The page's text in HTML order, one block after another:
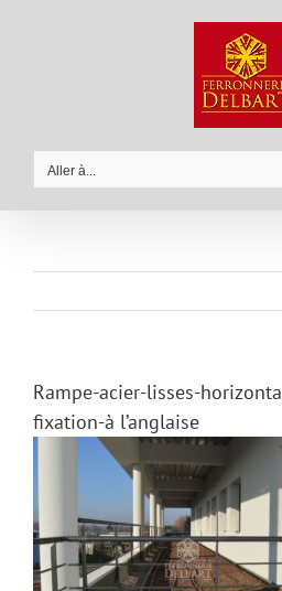
Aller à...
Rampe-acier-lisses-
fixation-à l’anglaise